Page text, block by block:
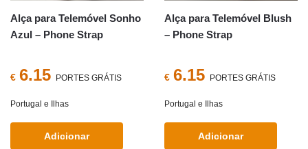
Alça para Telemóvel Sonho
Azul – Phone Strap
€ 6.15 PORTES GRÁTIS
Portugal e Ilhas
Adicionar
Alça para Telemóvel Blush
– Phone Strap
€ 6.15 PORTES GRÁTIS
Portugal e Ilhas
Adicionar